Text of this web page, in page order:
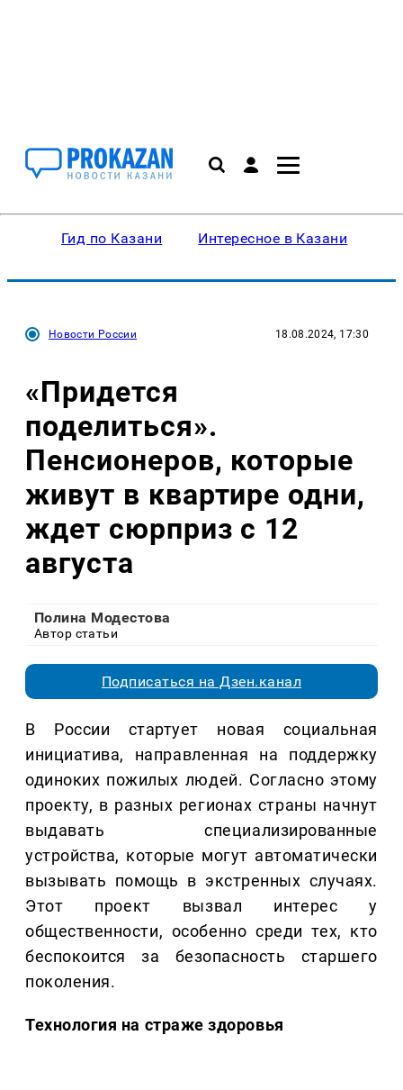
Гид по Казани Интересное в Казани
Новости России 18.08.2024, 17:30
«Придется
поделиться».
Пенсионеров, которые
живут в квартире одни,
ждет сюрприз с 12
августа
Полина Модестова
Автор статьи
Подписаться на Дзен.канал
В России стартует новая социальная
инициатива, направленная на поддержку
одиноких пожилых людей. Согласно этому
проекту, в разных регионах страны начнут
выдавать специализированные
устройства, которые могут автоматически
вызывать помощь в экстренных случаях.
Этот проект вызвал интерес у
общественности, особенно среди тех, кто
беспокоится за безопасность старшего
поколения.
Технология на страже здоровья